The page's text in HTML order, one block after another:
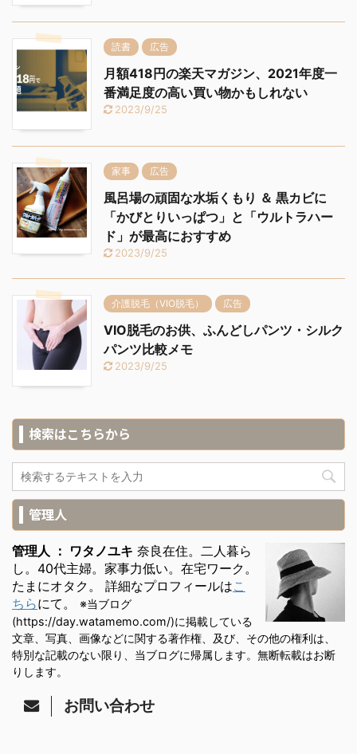
読書 広告
月額418円の楽天マガジン、2021年度一
番満足度の高い買い物かもしれない
2023/9/25
家事 広告
風呂場の頑固な水垢くもり ＆ 黒カビに
「かびとりいっぱつ」と「ウルトラハー
ド」が最高におすすめ
2023/9/25
介護脱毛（VIO脱毛） 広告
VIO脱毛のお供、ふんどしパンツ・シルク
パンツ比較メモ
2023/9/25
検索はこちらから
管理人
管理人 ： ワタノユキ 奈良在住。二人暮ら
し。40代主婦。家事力低い。在宅ワーク。
たまにオタク。 詳細なプロフィールはこ
ちらにて。 ※当ブログ
(https://day.watamemo.com/)に掲載している
文章、写真、画像などに関する著作権、及び、その他の権利は、
特別な記載のない限り、当ブログに帰属します。無断転載はお断
りします。
お問い合わせ